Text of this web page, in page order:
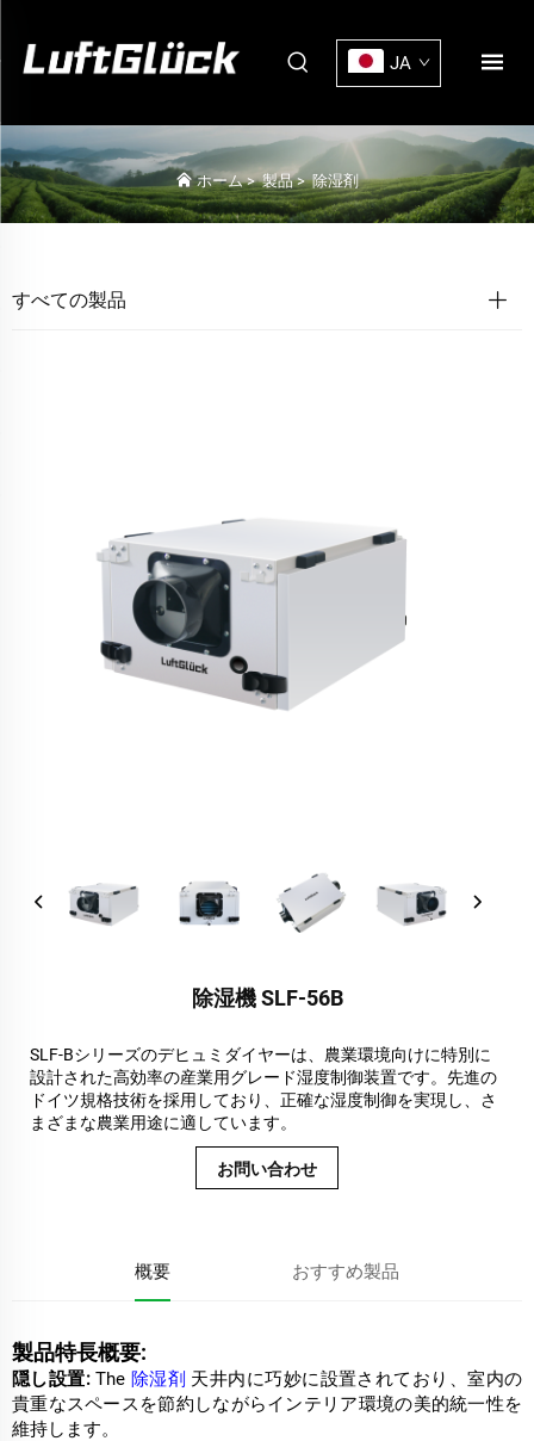
JA
ホーム>製品>除湿剤
すべての製品
除湿機 SLF-56B
SLF-Bシリーズのデヒュミダイヤーは、農業環境向けに特別に
設計された高効率の産業用グレード湿度制御装置です。先進の
ドイツ規格技術を採用しており、正確な湿度制御を実現し、さ
まざまな農業用途に適しています。
お問い合わせ
概要 おすすめ製品
製品特長概要:
隠し設置:The 除湿剤 天井内に巧妙に設置されており、室内の
貴重なスペースを節約しながらインテリア環境の美的統一性を
維持します。